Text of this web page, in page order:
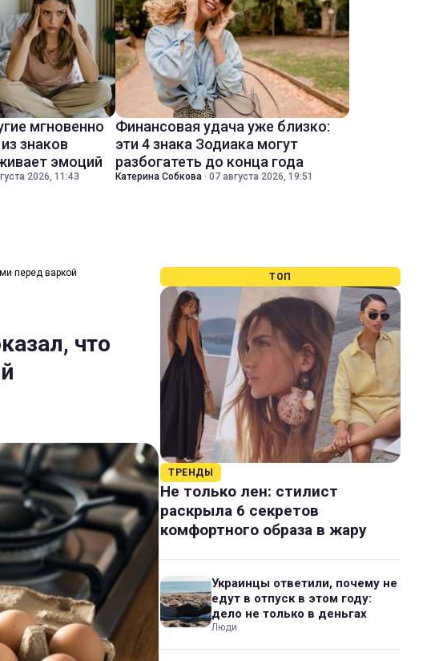
мгновенно
знаков
эмоций
2026, 11:43
Финансовая удача уже близко:
эти 4 знака Зодиака могут
разбогатеть до конца года
Катерина Собкова · 07 августа 2026, 19:51
перед варкой
что
ТОП
ТРЕНДЫ
Не только лен: стилист
раскрыла 6 секретов
комфортного образа в жару
Украинцы ответили, почему не
едут в отпуск в этом году:
дело не только в деньгах
Люди